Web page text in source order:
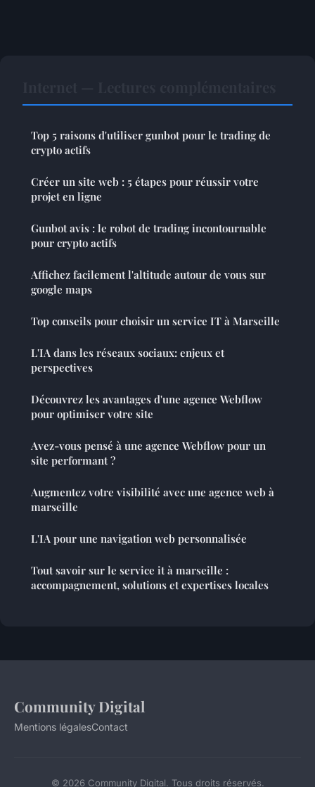
Top 5 raisons d'utiliser gunbot pour le trading de
crypto actifs
Créer un site web : 5 étapes pour réussir votre
projet en ligne
Gunbot avis : le robot de trading incontournable
pour crypto actifs
Affichez facilement l'altitude autour de vous sur
google maps
Top conseils pour choisir un service IT à Marseille
L'IA dans les réseaux sociaux: enjeux et
perspectives
Découvrez les avantages d'une agence Webflow
pour optimiser votre site
Avez-vous pensé à une agence Webflow pour un
site performant ?
Augmentez votre visibilité avec une agence web à
marseille
L'IA pour une navigation web personnalisée
Tout savoir sur le service it à marseille :
accompagnement, solutions et expertises locales
Community Digital
Mentions légalesContact
© 2026 Community Digital. Tous droits réservés.